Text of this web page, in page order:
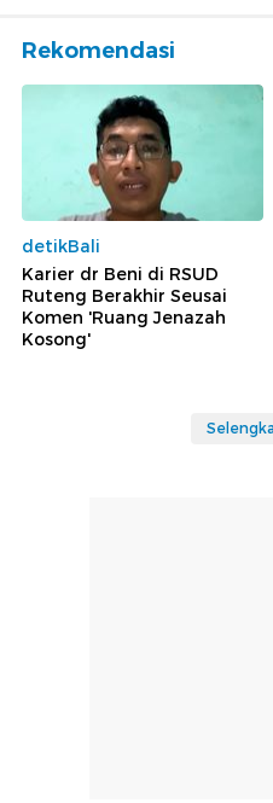
Rekomendasi
detikBali
Karier dr Beni di RSUD
Ruteng Berakhir Seusai
Komen 'Ruang Jenazah
Kosong'